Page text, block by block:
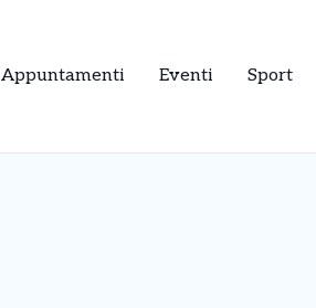
Appuntamenti Eventi Sport